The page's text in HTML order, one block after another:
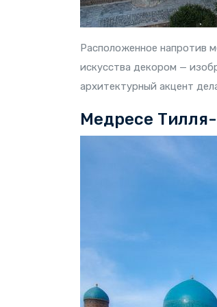
Расположенное напротив
искусства декором —
архитектурный акцент
Медресе